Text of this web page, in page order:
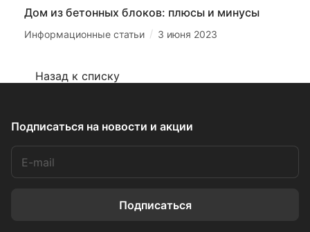
Дом из бетонных блоков: плюсы и минусы
Информационные статьи / 3 июня 2023
Назад к списку
Подписаться на новости и акции
Подписаться